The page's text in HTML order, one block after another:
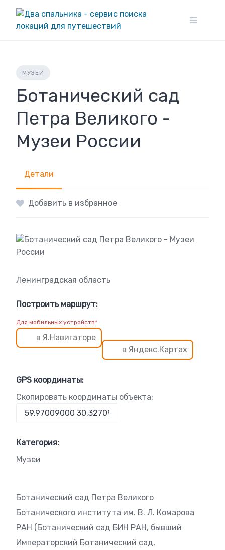
content
МУЗЕИ
Ботанический сад
Петра Великого -
Музеи России
Детали
Добавить в избранное
Ленинградская область
Построить маршрут:
Для мобильных устройств*
в Я.Навигаторе
в Яндекс.Картах
GPS координаты:
Скопировать координаты объекта:
Категория:
Музеи
Ботанический сад Петра Великого
Ботанического института им. В. Л. Комарова
РАН (Ботанический сад БИН РАН, бывший
Императорский Ботанический сад,